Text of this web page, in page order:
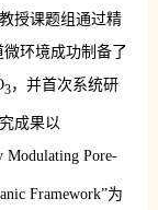
授课题组通过精
环境成功制备了
3，并首次系统研
成果以
Modulating Pore-
Framework”为